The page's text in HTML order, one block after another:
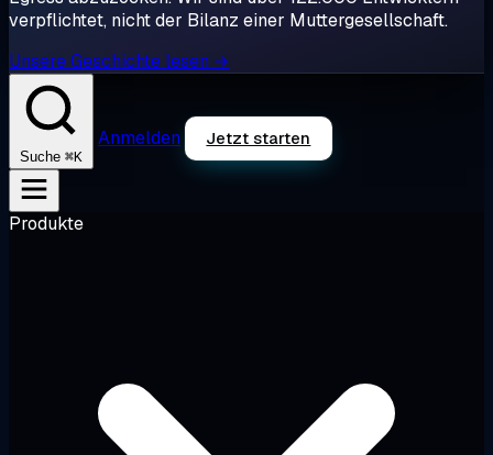
verpflichtet, nicht der Bilanz einer Muttergesellschaft.
Unsere Geschichte lesen →
Suche ⌘K
Anmelden Jetzt starten
Produkte